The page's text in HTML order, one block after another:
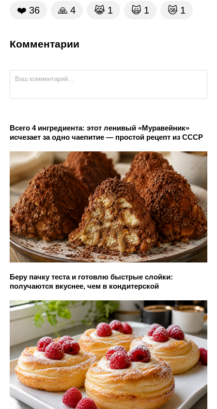
❤️ 36 🙏 4 😹 1 🙀 1 😿 1
Комментарии
Всего 4 ингредиента: этот ленивый «Муравейник»
исчезает за одно чаепитие — простой рецепт из СССР
Беру пачку теста и готовлю быстрые слойки:
получаются вкуснее, чем в кондитерской